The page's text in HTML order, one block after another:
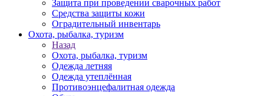
Защита при проведении сварочных работ
Средства защиты кожи
Оградительный инвентарь
Охота, рыбалка, туризм
Назад
Охота, рыбалка, туризм
Одежда летняя
Одежда утеплённая
Противоэнцефалитная одежда